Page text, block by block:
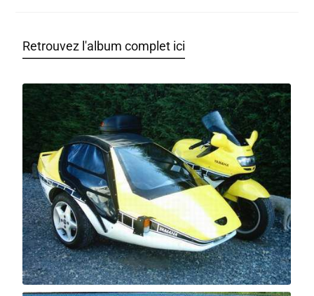
Retrouvez l'album complet ici